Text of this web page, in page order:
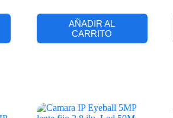
AÑADIR AL
CARRITO